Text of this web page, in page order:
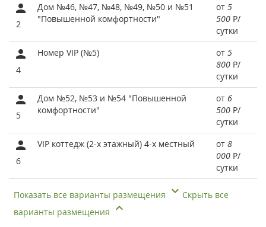
2
Дом №46, №47, №48, №49, №50 и №51
"Повышенной комфортности"
от 5
500 Р/
сутки
4
Номер VIP (№5) от 5
800 Р/
сутки
5
Дом №52, №53 и №54 "Повышенной
комфортности"
от 6
500 Р/
сутки
6
VIP коттедж (2-х этажный) 4-х местный от 8
000 Р/
сутки
Показать все варианты размещения
Скрыть все
варианты размещения